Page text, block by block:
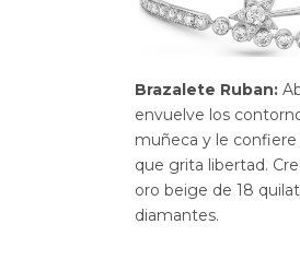
Brazalete Ruban:
envuelve los
muñeca y le confiere
que grita libertad.
oro beige de 18
diamantes.